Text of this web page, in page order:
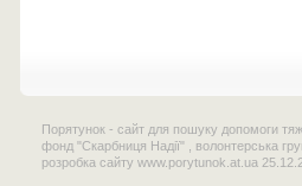
Порятунок - сайт для пошуку допомоги
фонд "Скарбниця Надії" , волонтерська
розробка сайту www.porytunok.at.ua